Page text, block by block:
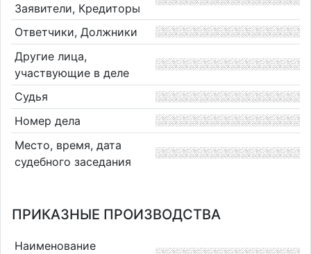
Заявители, Кредиторы
Ответчики, Должники
Другие лица,
участвующие в деле
Судья
Номер дела
Место, время, дата
судебного заседания
ПРИКАЗНЫЕ ПРОИЗВОДСТВА
Наименование